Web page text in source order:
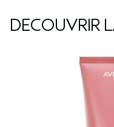
DÉCOUVRIR